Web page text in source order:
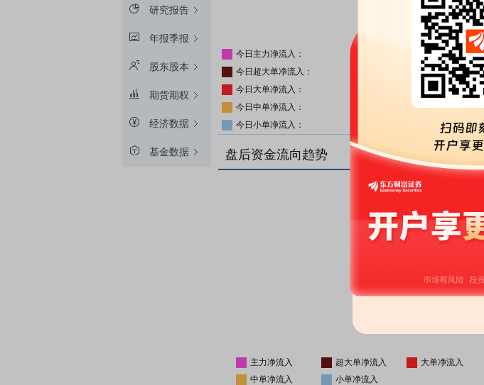
研究报告
年报季报
股东股本
期货期权
经济数据
基金数据
今日主力净流入：
主力净比：
今日超大单净流入：
超大单净比：
今日大单净流入：
大单净比：
今日中单净流入：
中单净比：
今日小单净流入：
盘后资金流向趋势
主力净流入 超大单净流入
大单净流入
中单净流入
小单净流入